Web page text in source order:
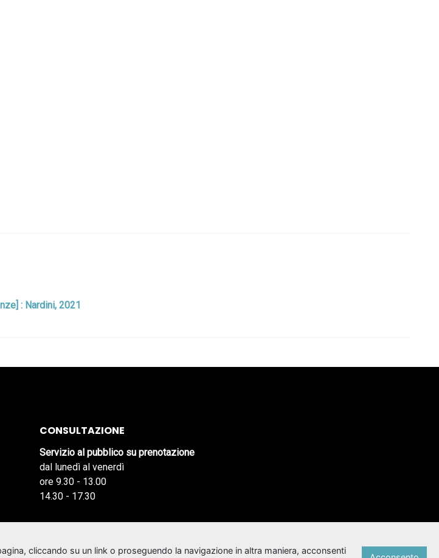
: Nardini, 2021
CONSULTAZIONE
Servizio al pubblico su prenotazione
dal lunedì al venerdì
ore 9.30 - 13.00
14.30 - 17.30
cliccando su un link o proseguendo la navigazione in altra maniera, acconsenti